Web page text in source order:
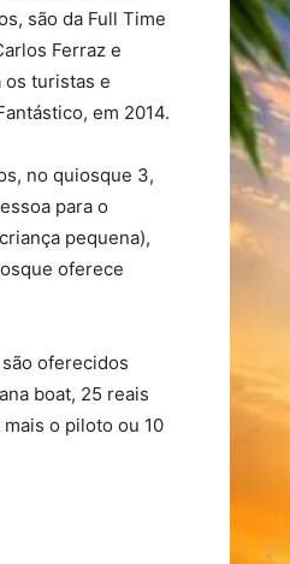
são da Full Time
Ferraz e
os turistas e
em 2014.
no quiosque 3,
para o
pequena),
oferece
oferecidos
boat, 25 reais
o piloto ou 10